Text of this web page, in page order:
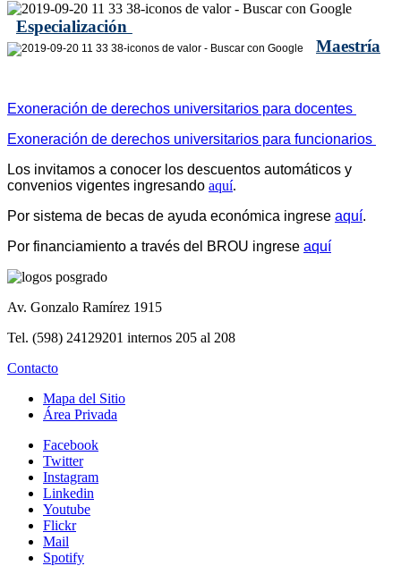
Especialización
Maestría
Exoneración de derechos universitarios para docentes
Exoneración de derechos universitarios para funcionarios
Los invitamos a conocer los descuentos automáticos y
convenios vigentes ingresando aquí.
Por sistema de becas de ayuda económica ingrese aquí.
Por financiamiento a través del BROU ingrese aquí
Av. Gonzalo Ramírez 1915
Tel. (598) 24129201 internos 205 al 208
Contacto
Mapa del Sitio
Área Privada
Facebook
Twitter
Instagram
Linkedin
Youtube
Flickr
Mail
Spotify